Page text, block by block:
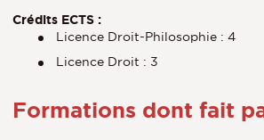
Crédits ECTS :
Licence Droit-Philosophie : 4
Licence Droit : 3
Formations dont fait